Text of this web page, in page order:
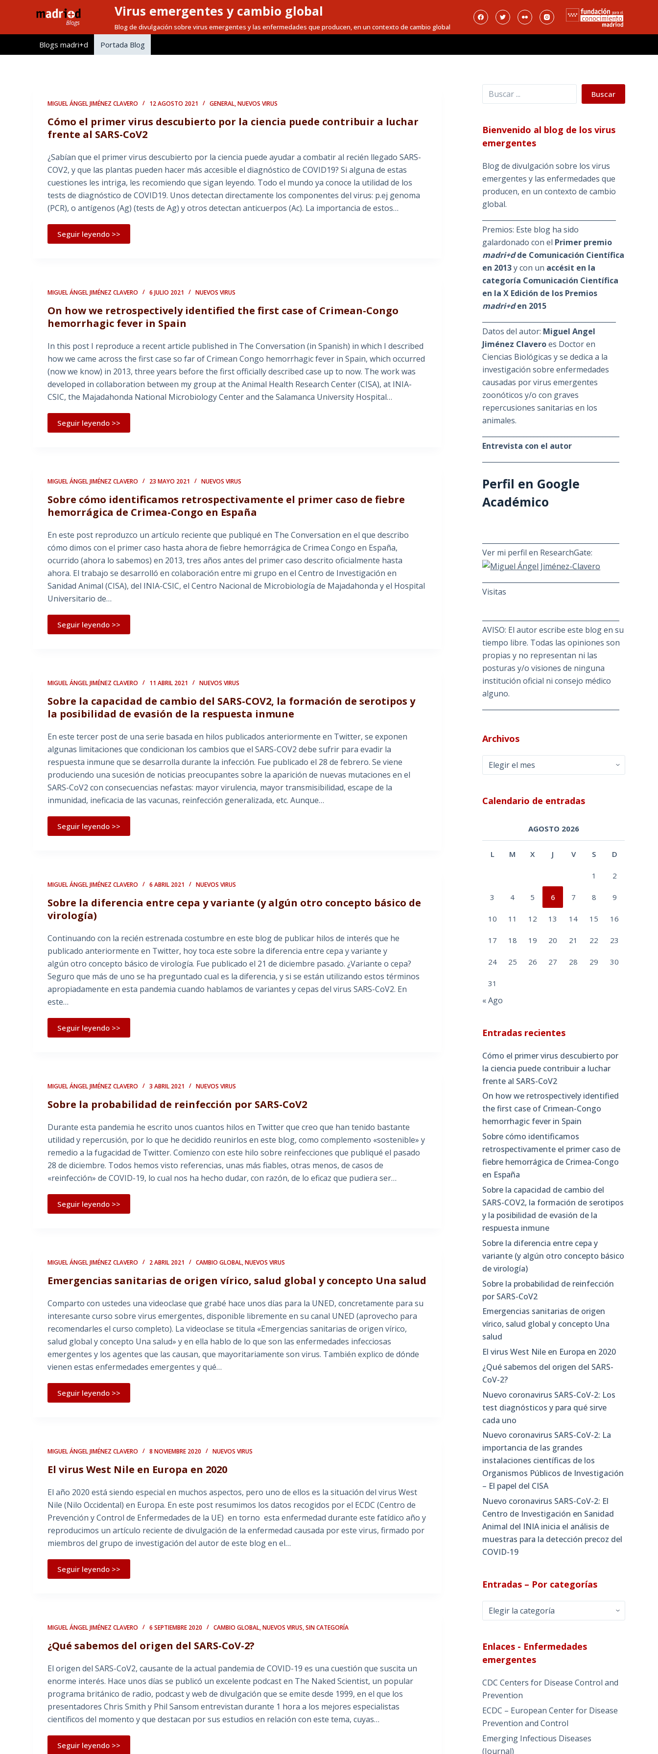
l
Virus emergentes y cambio global
Blog de divulgación sobre virus emergentes y las enfermedades que producen, en un contexto de cambio global
Blogs madri+d Portada Blog
MIGUEL ÁNGEL JIMÉNEZ CLAVERO 12 AGOSTO 2021 GENERAL,NUEVOS VIRUS
Cómo el primer virus descubierto por la ciencia puede contribuir a luchar
frente al SARS-CoV2
¿Sabían que el primer virus descubierto por la ciencia puede ayudar a combatir al recién llegado SARS-
COV2, y que las plantas pueden hacer más accesible el diagnóstico de COVID19? Si alguna de estas
cuestiones les intriga, les recomiendo que sigan leyendo. Todo el mundo ya conoce la utilidad de los
tests de diagnóstico de COVID19. Unos detectan directamente los componentes del virus: p.ej genoma
(PCR), o antígenos (Ag) (tests de Ag) y otros detectan anticuerpos (Ac). La importancia de estos…
Seguir leyendo >>
MIGUEL ÁNGEL JIMÉNEZ CLAVERO 6 JULIO 2021 NUEVOS VIRUS
On how we retrospectively identified the first case of Crimean-Congo
hemorrhagic fever in Spain
In this post I reproduce a recent article published in The Conversation (in Spanish) in which I described
how we came across the first case so far of Crimean Congo hemorrhagic fever in Spain, which occurred
(now we know) in 2013, three years before the first officially described case up to now. The work was
developed in collaboration between my group at the Animal Health Research Center (CISA), at INIA-
CSIC, the Majadahonda National Microbiology Center and the Salamanca University Hospital…
Seguir leyendo >>
MIGUEL ÁNGEL JIMÉNEZ CLAVERO 23 MAYO 2021 NUEVOS VIRUS
Sobre cómo identificamos retrospectivamente el primer caso de fiebre
hemorrágica de Crimea-Congo en España
En este post reproduzco un artículo reciente que publiqué en The Conversation en el que describo
cómo dimos con el primer caso hasta ahora de fiebre hemorrágica de Crimea Congo en España,
ocurrido (ahora lo sabemos) en 2013, tres años antes del primer caso descrito oficialmente hasta
ahora. El trabajo se desarrolló en colaboración entre mi grupo en el Centro de Investigación en
Sanidad Animal (CISA), del INIA-CSIC, el Centro Nacional de Microbiología de Majadahonda y el Hospital
Universitario de…
Seguir leyendo >>
MIGUEL ÁNGEL JIMÉNEZ CLAVERO 11 ABRIL 2021 NUEVOS VIRUS
Sobre la capacidad de cambio del SARS-COV2, la formación de serotipos y
la posibilidad de evasión de la respuesta inmune
En este tercer post de una serie basada en hilos publicados anteriormente en Twitter, se exponen
algunas limitaciones que condicionan los cambios que el SARS-COV2 debe sufrir para evadir la
respuesta inmune que se desarrolla durante la infección. Fue publicado el 28 de febrero. Se viene
produciendo una sucesión de noticias preocupantes sobre la aparición de nuevas mutaciones en el
SARS-CoV2 con consecuencias nefastas: mayor virulencia, mayor transmisibilidad, escape de la
inmunidad, ineficacia de las vacunas, reinfección generalizada, etc. Aunque…
Seguir leyendo >>
MIGUEL ÁNGEL JIMÉNEZ CLAVERO 6 ABRIL 2021 NUEVOS VIRUS
Sobre la diferencia entre cepa y variante (y algún otro concepto básico de
virología)
Continuando con la recién estrenada costumbre en este blog de publicar hilos de interés que he
publicado anteriormente en Twitter, hoy toca este sobre la diferencia entre cepa y variante y
algún otro concepto básico de virología. Fue publicado el 21 de diciembre pasado. ¿Variante o cepa?
Seguro que más de uno se ha preguntado cual es la diferencia, y si se están utilizando estos términos
apropiadamente en esta pandemia cuando hablamos de variantes y cepas del virus SARS-CoV2. En
este…
Seguir leyendo >>
MIGUEL ÁNGEL JIMÉNEZ CLAVERO 3 ABRIL 2021 NUEVOS VIRUS
Sobre la probabilidad de reinfección por SARS-CoV2
Durante esta pandemia he escrito unos cuantos hilos en Twitter que creo que han tenido bastante
utilidad y repercusión, por lo que he decidido reunirlos en este blog, como complemento «sostenible» y
remedio a la fugacidad de Twitter. Comienzo con este hilo sobre reinfecciones que publiqué el pasado
28 de diciembre. Todos hemos visto referencias, unas más fiables, otras menos, de casos de
«reinfección» de COVID-19, lo cual nos ha hecho dudar, con razón, de lo eficaz que pudiera ser…
Seguir leyendo >>
MIGUEL ÁNGEL JIMÉNEZ CLAVERO 2 ABRIL 2021 CAMBIO GLOBAL,NUEVOS VIRUS
Emergencias sanitarias de origen vírico, salud global y concepto Una salud
Comparto con ustedes una videoclase que grabé hace unos días para la UNED, concretamente para su
interesante curso sobre virus emergentes, disponible libremente en su canal UNED (aprovecho para
recomendarles el curso completo). La videoclase se titula «Emergencias sanitarias de origen vírico,
salud global y concepto Una salud» y en ella hablo de lo que son las enfermedades infecciosas
emergentes y los agentes que las causan, que mayoritariamente son virus. También explico de dónde
vienen estas enfermedades emergentes y qué…
Seguir leyendo >>
MIGUEL ÁNGEL JIMÉNEZ CLAVERO 8 NOVIEMBRE 2020 NUEVOS VIRUS
El virus West Nile en Europa en 2020
El año 2020 está siendo especial en muchos aspectos, pero uno de ellos es la situación del virus West
Nile (Nilo Occidental) en Europa. En este post resumimos los datos recogidos por el ECDC (Centro de
Prevención y Control de Enfermedades de la UE) en torno esta enfermedad durante este fatídico año y
reproducimos un artículo reciente de divulgación de la enfermedad causada por este virus, firmado por
miembros del grupo de investigación del autor de este blog en el…
Seguir leyendo >>
MIGUEL ÁNGEL JIMÉNEZ CLAVERO 6 SEPTIEMBRE 2020 CAMBIO GLOBAL,NUEVOS VIRUS,SIN CATEGORÍA
¿Qué sabemos del origen del SARS-CoV-2?
El origen del SARS-CoV2, causante de la actual pandemia de COVID-19 es una cuestión que suscita un
enorme interés. Hace unos días se publicó un excelente podcast en The Naked Scientist, un popular
programa británico de radio, podcast y web de divulgación que se emite desde 1999, en el que los
presentadores Chris Smith y Phil Sansom entrevistan durante 1 hora a los mejores especialistas
científicos del momento y que destacan por sus estudios en relación con este tema, cuyas…
Seguir leyendo >>
Buscar Buscar
Bienvenido al blog de los virus
emergentes
Blog de divulgación sobre los virus
emergentes y las enfermedades que
producen, en un contexto de cambio
global.
Premios: Este blog ha sido
galardonado con el Primer premio
madri+dde Comunicación Científica
en 2013y con un accésit en la
categoría Comunicación Científica
en la X Edición de los Premios
madri+den 2015
Datos del autor: Miguel Angel
Jiménez Claveroes Doctor en
Ciencias Biológicas y se dedica a la
investigación sobre enfermedades
causadas por virus emergentes
zoonóticos y/o con graves
repercusiones sanitarias en los
animales.
Entrevista con el autor
Perfil en Google
Académico
Ver mi perfil en ResearchGate:
Visitas
AVISO: El autor escribe este blog en su
tiempo libre. Todas las opiniones son
propias y no representan ni las
posturas y/o visiones de ninguna
institución oficial ni consejo médico
alguno.
Archivos
Archivos
Calendario de entradas
AGOSTO 2026
L M X J V S D
1 2
3 4 5 6 7 8 9
10 11 12 13 14 15 16
17 18 19 20 21 22 23
24 25 26 27 28 29 30
31
« Ago
Entradas recientes
Cómo el primer virus descubierto por
la ciencia puede contribuir a luchar
frente al SARS-CoV2
On how we retrospectively identified
the first case of Crimean-Congo
hemorrhagic fever in Spain
Sobre cómo identificamos
retrospectivamente el primer caso de
fiebre hemorrágica de Crimea-Congo
en España
Sobre la capacidad de cambio del
SARS-COV2, la formación de serotipos
y la posibilidad de evasión de la
respuesta inmune
Sobre la diferencia entre cepa y
variante (y algún otro concepto básico
de virología)
Sobre la probabilidad de reinfección
por SARS-CoV2
Emergencias sanitarias de origen
vírico, salud global y concepto Una
salud
El virus West Nile en Europa en 2020
¿Qué sabemos del origen del SARS-
CoV-2?
Nuevo coronavirus SARS-CoV-2: Los
test diagnósticos y para qué sirve
cada uno
Nuevo coronavirus SARS-CoV-2: La
importancia de las grandes
instalaciones científicas de los
Organismos Públicos de Investigación
– El papel del CISA
Nuevo coronavirus SARS-CoV-2: El
Centro de Investigación en Sanidad
Animal del INIA inicia el análisis de
muestras para la detección precoz del
COVID-19
Entradas – Por categorías
Entradas
–
categorías
Enlaces - Enfermedades
emergentes
CDC Centers for Disease Control and
Prevention
ECDC – European Center for Disease
Prevention and Control
Emerging Infectious Diseases
(Journal)